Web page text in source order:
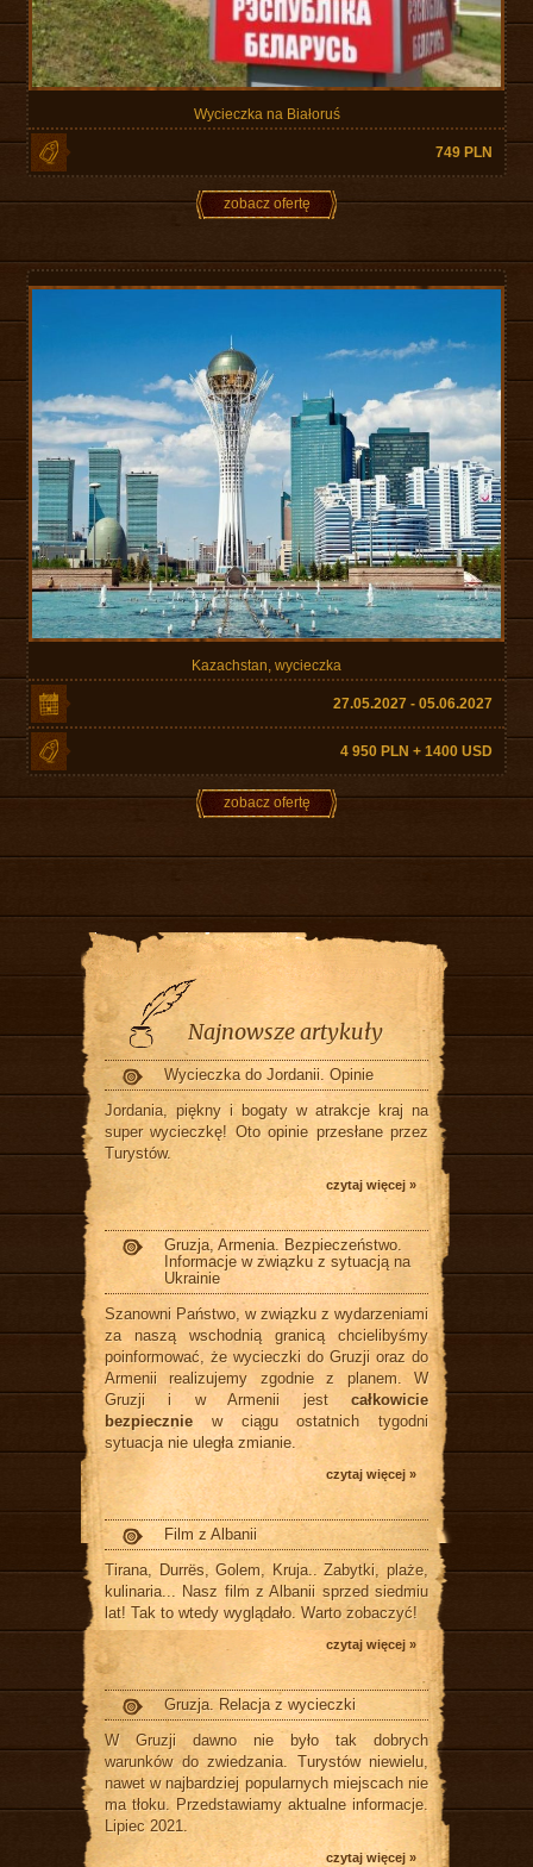
Wycieczka na Białoruś
749 PLN
zobacz ofertę
Kazachstan, wycieczka
27.05.2027 - 05.06.2027
4 950 PLN + 1400 USD
zobacz ofertę
Najnowsze artykuły
Wycieczka do Jordanii. Opinie
Jordania, piękny i bogaty w atrakcje kraj na
super wycieczkę! Oto opinie przesłane przez
Turystów.
czytaj więcej »
Gruzja, Armenia. Bezpieczeństwo.
Informacje w związku z sytuacją na
Ukrainie
Szanowni Państwo, w związku z wydarzeniami
za naszą wschodnią granicą chcielibyśmy
poinformować, że wycieczki do Gruzji oraz do
Armenii realizujemy zgodnie z planem. W
Gruzji i w Armenii jest całkowicie
bezpiecznie w ciągu ostatnich tygodni
sytuacja nie uległa zmianie.
czytaj więcej »
Film z Albanii
Tirana, Durrës, Golem, Kruja.. Zabytki, plaże,
kulinaria... Nasz film z Albanii sprzed siedmiu
lat! Tak to wtedy wyglądało. Warto zobaczyć!
czytaj więcej »
Gruzja. Relacja z wycieczki
W Gruzji dawno nie było tak dobrych
warunków do zwiedzania. Turystów niewielu,
nawet w najbardziej popularnych miejscach nie
ma tłoku. Przedstawiamy aktualne informacje.
Lipiec 2021.
czytaj więcej »